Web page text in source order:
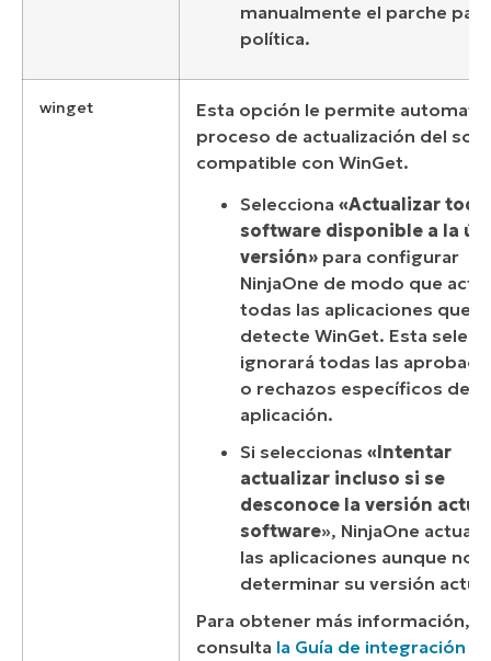
manualmente el parche
política.
winget
Esta opción le permite
proceso de actualización del
compatible con WinGet.
Selecciona «Actualizar
software disponible a la
versión» para configurar
NinjaOne de modo que
todas las aplicaciones que
detecte WinGet. Esta
ignorará todas las
o rechazos específicos de
aplicación.
Si seleccionas «Intentar
actualizar incluso si se
desconoce la versión
software», NinjaOne
las aplicaciones aunque no
determinar su versión
Para obtener más información,
consulta la Guía de integración